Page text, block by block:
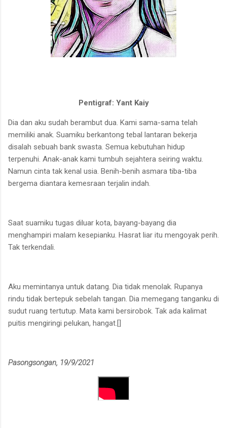
Pentigraf: Yant Kaiy
Dia dan aku sudah berambut dua. Kami sama-sama telah
memiliki anak. Suamiku berkantong tebal lantaran bekerja
disalah sebuah bank swasta. Semua kebutuhan hidup
terpenuhi. Anak-anak kami tumbuh sejahtera seiring waktu.
Namun cinta tak kenal usia. Benih-benih asmara tiba-tiba
bergema diantara kemesraan terjalin indah.
Saat suamiku tugas diluar kota, bayang-bayang dia
menghampiri malam kesepianku. Hasrat liar itu mengoyak perih.
Tak terkendali.
Aku memintanya untuk datang. Dia tidak menolak. Rupanya
rindu tidak bertepuk sebelah tangan. Dia memegang tanganku di
sudut ruang tertutup. Mata kami bersirobok. Tak ada kalimat
puitis mengiringi pelukan, hangat.[]
Pasongsongan, 19/9/2021